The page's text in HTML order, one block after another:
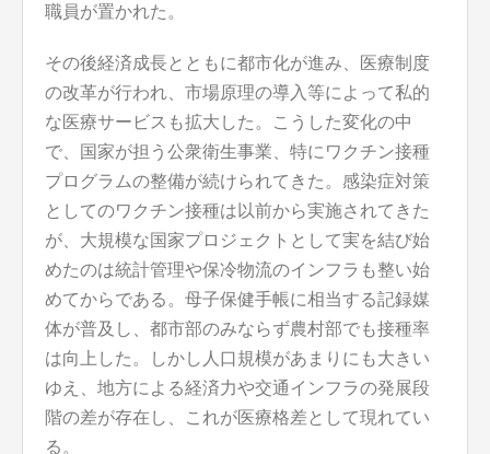
職員が置かれた。
その後経済成長とともに都市化が進み、医療制度
の改革が行われ、市場原理の導入等によって私的
な医療サービスも拡大した。こうした変化の中
で、国家が担う公衆衛生事業、特にワクチン接種
プログラムの整備が続けられてきた。感染症対策
としてのワクチン接種は以前から実施されてきた
が、大規模な国家プロジェクトとして実を結び始
めたのは統計管理や保冷物流のインフラも整い始
めてからである。母子保健手帳に相当する記録媒
体が普及し、都市部のみならず農村部でも接種率
は向上した。しかし人口規模があまりにも大きい
ゆえ、地方による経済力や交通インフラの発展段
階の差が存在し、これが医療格差として現れてい
る。